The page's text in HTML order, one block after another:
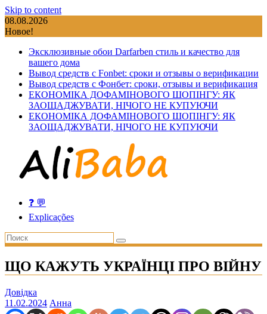
Skip to content
08.08.2026
Новое!
Эксклюзивные обои Darfarben стиль и качество для
вашего дома
Вывод средств с Fonbet: сроки и отзывы о верификации
Вывод средств с Фонбет: сроки, отзывы и верификация
ЕКОНОМІКА ДОФАМІНОВОГО ШОПІНГУ: ЯК
ЗАОЩАДЖУВАТИ, НІЧОГО НЕ КУПУЮЧИ
ЕКОНОМІКА ДОФАМІНОВОГО ШОПІНГУ: ЯК
ЗАОЩАДЖУВАТИ, НІЧОГО НЕ КУПУЮЧИ
❓ 💬
Explicações
ЩО КАЖУТЬ УКРАЇНЦІ ПРО ВІЙНУ
Довідка
11.02.2024 Анна